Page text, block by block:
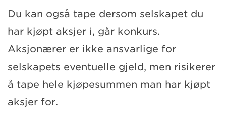
Du kan også tape dersom selskapet du
har kjøpt aksjer i, går konkurs.
Aksjonærer er ikke ansvarlige for
selskapets eventuelle gjeld, men risikerer
å tape hele kjøpesummen man har kjøpt
aksjer for.